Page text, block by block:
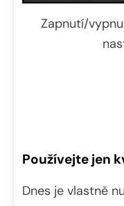
Zapnutí/
Používejte jen
Dnes je vlastně